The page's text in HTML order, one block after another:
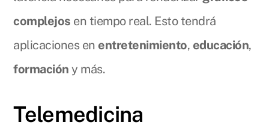
complejos en tiempo real. Esto tendrá
aplicaciones en entretenimiento, educación,
formación y más.
Telemedicina